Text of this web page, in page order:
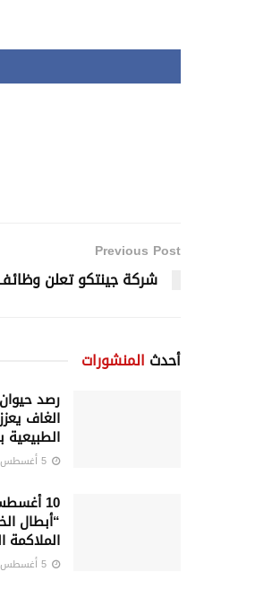
Previous Post
شركة جينتكو تعلن
أحدث المنشورات
رصد
الغاف
الطبيعية
10
“أبطال